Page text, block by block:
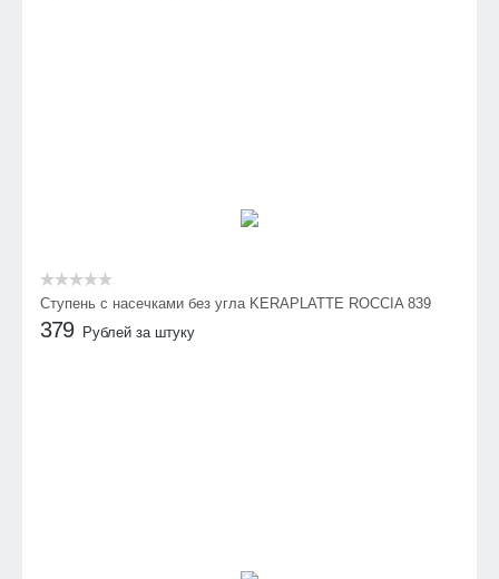
Ступень с насечками без угла KERAPLATTE ROCCIA 839
379 Рублей за штуку